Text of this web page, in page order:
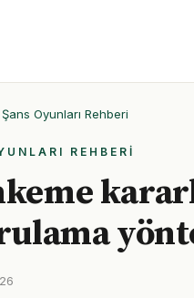
Şans Oyunları Rehberi
REHBERI